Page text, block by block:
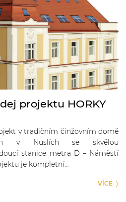
projektu HORKY
v tradičním činžovním domě
v Nuslích se skvělou
stanice metra D – Náměstí
je kompletní…
VÍCE